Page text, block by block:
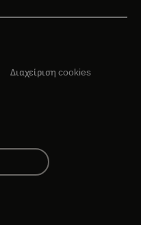
Διαχείριση cookies